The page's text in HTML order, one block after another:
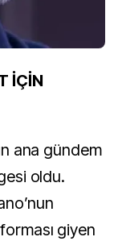
İÇİN
ana gündem
oldu.
giyen